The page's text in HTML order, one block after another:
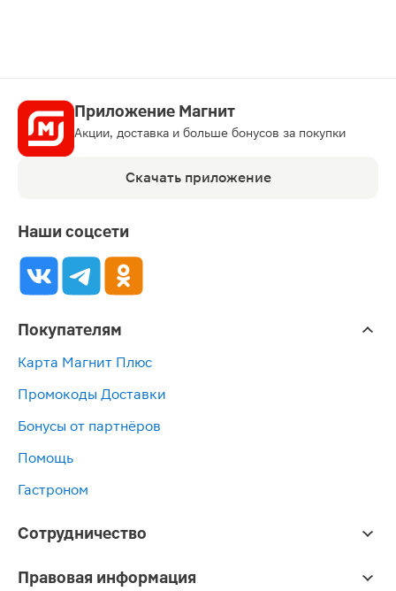
Приложение Магнит
Акции, доставка и больше бонусов за покупки
Скачать приложение
Наши соцсети
Покупателям
Карта Магнит Плюс
Промокоды Доставки
Бонусы от партнёров
Помощь
Гастроном
Сотрудничество
Правовая информация